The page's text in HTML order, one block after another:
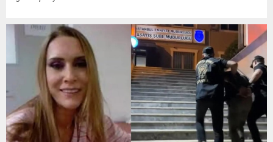
yeni bir ABD saldırısına anında yanıt verileceğini duyurdu....